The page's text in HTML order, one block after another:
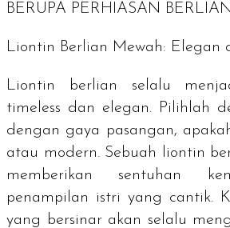
BERUPA PERHIASAN BERLIAN
Liontin Berlian Mewah: Elegan
Liontin berlian selalu
timeless dan elegan. Pilihlah
dengan gaya pasangan,
atau modern. Sebuah liontin
memberikan sentuhan
penampilan istri yang cantik.
yang bersinar akan selalu